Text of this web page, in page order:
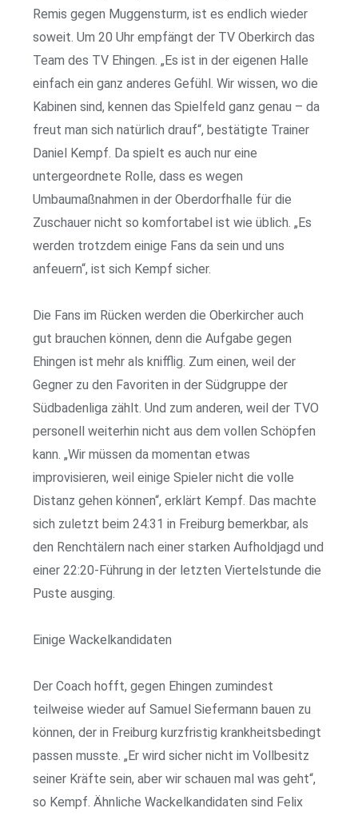
Remis gegen Muggensturm, ist es endlich wieder
soweit. Um 20 Uhr empfängt der TV Oberkirch das
Team des TV Ehingen. „Es ist in der eigenen Halle
einfach ein ganz anderes Gefühl. Wir wissen, wo die
Kabinen sind, kennen das Spielfeld ganz genau – da
freut man sich natürlich drauf“, bestätigte Trainer
Daniel Kempf. Da spielt es auch nur eine
untergeordnete Rolle, dass es wegen
Umbaumaßnahmen in der Oberdorfhalle für die
Zuschauer nicht so komfortabel ist wie üblich. „Es
werden trotzdem einige Fans da sein und uns
anfeuern“, ist sich Kempf sicher.
Die Fans im Rücken werden die Oberkircher auch
gut brauchen können, denn die Aufgabe gegen
Ehingen ist mehr als knifflig. Zum einen, weil der
Gegner zu den Favoriten in der Südgruppe der
Südbadenliga zählt. Und zum anderen, weil der TVO
personell weiterhin nicht aus dem vollen Schöpfen
kann. „Wir müssen da momentan etwas
improvisieren, weil einige Spieler nicht die volle
Distanz gehen können“, erklärt Kempf. Das machte
sich zuletzt beim 24:31 in Freiburg bemerkbar, als
den Renchtälern nach einer starken Aufholdjagd und
einer 22:20-Führung in der letzten Viertelstunde die
Puste ausging.
Einige Wackelkandidaten
Der Coach hofft, gegen Ehingen zumindest
teilweise wieder auf Samuel Siefermann bauen zu
können, der in Freiburg kurzfristig krankheitsbedingt
passen musste. „Er wird sicher nicht im Vollbesitz
seiner Kräfte sein, aber wir schauen mal was geht“,
so Kempf. Ähnliche Wackelkandidaten sind Felix